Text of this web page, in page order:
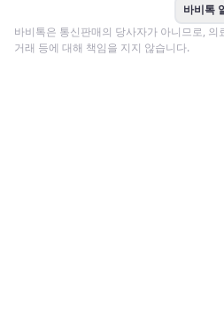
바비톡
바비톡은 통신판매의 당사자가 아니므로,
거래 등에 대해 책임을 지지 않습니다.